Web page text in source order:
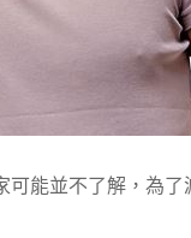
能並不了解，為